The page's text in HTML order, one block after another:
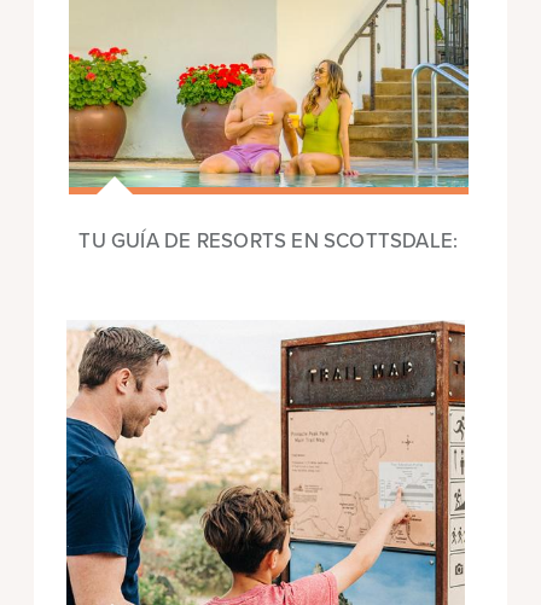
TU GUÍA DE RESORTS EN SCOTTSDALE: